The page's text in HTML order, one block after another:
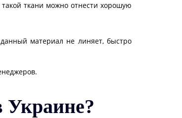
такой ткани можно отнести хорошую
материал не линяет, быстро
Украине?